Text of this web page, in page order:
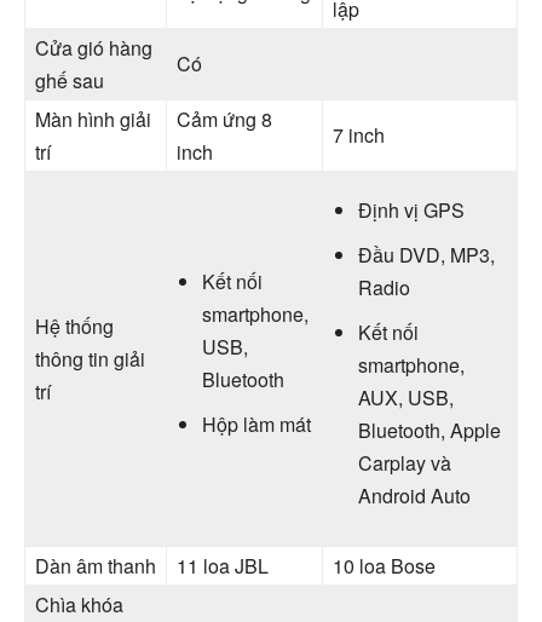
lập
Cửa gió hàng
ghế sau
Có
Màn hình giải
trí
Cảm ứng 8
inch
7 inch
Hệ thống
thông tin giải
trí
Kết nối
smartphone,
USB,
Bluetooth
Hộp làm mát
Định vị GPS
Đầu DVD, MP3,
Radio
Kết nối
smartphone,
AUX, USB,
Bluetooth, Apple
Carplay và
Android Auto
Dàn âm thanh 11 loa JBL
10 loa Bose
Chìa khóa